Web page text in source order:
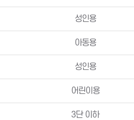
성인용
아동용
성인용
어린이용
3단 이하